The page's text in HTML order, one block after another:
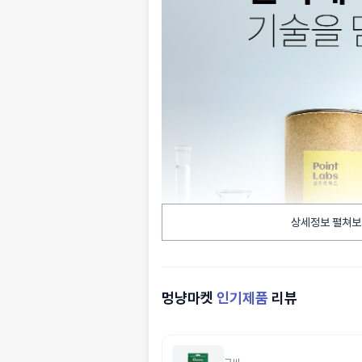
상세정보 펼쳐
멍냥마켓 인기제품 리뷰